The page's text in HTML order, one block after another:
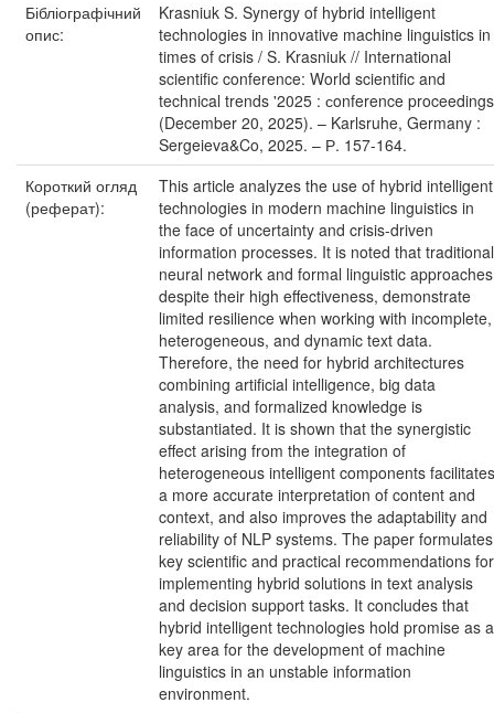
Бібліографічний
опис:
Krasniuk S. Synergy of hybrid intelligent
technologies in innovative machine linguistics in
times of crisis / S. Krasniuk // International
scientific conference: World scientific and
technical trends '2025 : сonference proceedings
(December 20, 2025). – Karlsruhe, Germany :
Sergeieva&Co, 2025. – Р. 157-164.
Короткий огляд
(реферат):
This article analyzes the use of hybrid intelligent
technologies in modern machine linguistics in
the face of uncertainty and crisis-driven
information processes. It is noted that traditional
neural network and formal linguistic
despite their high effectiveness, demonstrate
limited resilience when working with incomplete,
heterogeneous, and dynamic text data.
Therefore, the need for hybrid architectures
combining artificial intelligence, big data
analysis, and formalized knowledge is
substantiated. It is shown that the synergistic
effect arising from the integration of
heterogeneous intelligent components facilitates
a more accurate interpretation of content and
context, and also improves the adaptability and
reliability of NLP systems. The paper formulates
key scientific and practical recommendations for
implementing hybrid solutions in text analysis
and decision support tasks. It concludes that
hybrid intelligent technologies hold promise as a
key area for the development of machine
linguistics in an unstable information
environment.